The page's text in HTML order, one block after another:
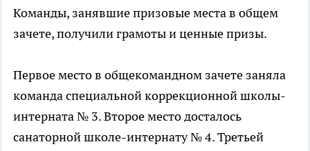
Команды, занявшие призовые места в общем
зачете, получили грамоты и ценные призы.
Первое место в общекомандном зачете заняла
команда специальной коррекционной школы-
интерната № 3. Второе место досталось
санаторной школе-интернату № 4. Третьей